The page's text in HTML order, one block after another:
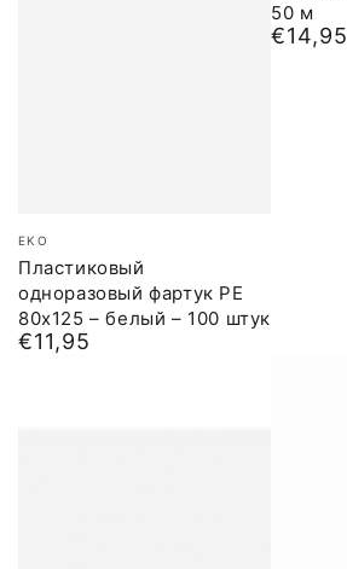
Бренд:
EKO
Пластиковый
одноразовый фартук PE
80x125 – белый – 100 штук
Обычная
€11,95
50 м
Обычная
€14,95